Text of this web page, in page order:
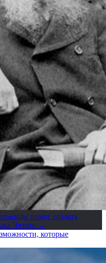
помог создать
Читать →
которые